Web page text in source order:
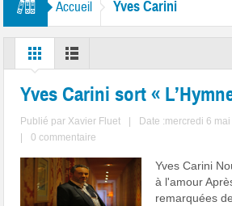
Accueil Yves Carini
Yves Carini sort «
Publié par Xavier Fluet
Date :mercredi 6
0 commentaire
Yves Carini
à l'amour
remarquées